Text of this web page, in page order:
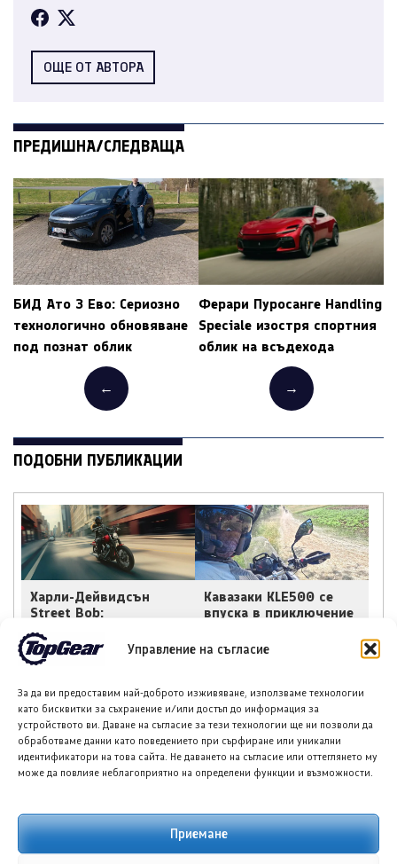
Управление на съгласие
За да ви предоставим най-доброто изживяване, използваме технологии
като бисквитки за съхранение и/или достъп до информация за
устройството ви. Даване на съгласие за тези технологии ще ни позволи да
обработваме данни като поведението при сърфиране или уникални
идентификатори на това сайта. Не даването на съгласие или оттеглянето му
може да повлияе неблагоприятно на определени функции и възможности.
Приемане
ОЩЕ ОТ АВТОРА
ПРЕДИШНА/СЛЕДВАЩА
БИД Ато 3 Ево: Сериозно
технологично обновяване
под познат облик
←
Ферари Пуросанге Handling
Speciale изостря спортния
облик на всъдехода
→
ПОДОБНИ ПУБЛИКАЦИИ
Харли-Дейвидсън
Street Bob:
Класическият бобър с
подобрения за 2026 г.
Кавазаки KLE500 се
впуска в приключение
Кавасаки представи
UTV с компресорен
двигател
КТМ представи
Street за 2018 г.